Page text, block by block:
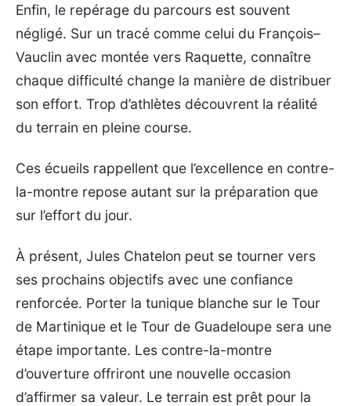
Enfin, le repérage du parcours est souvent
négligé. Sur un tracé comme celui du François–
Vauclin avec montée vers Raquette, connaître
chaque difficulté change la manière de distribuer
son effort. Trop d’athlètes découvrent la réalité
du terrain en pleine course.
Ces écueils rappellent que l’excellence en contre-
la-montre repose autant sur la préparation que
sur l’effort du jour.
À présent, Jules Chatelon peut se tourner vers
ses prochains objectifs avec une confiance
renforcée. Porter la tunique blanche sur le Tour
de Martinique et le Tour de Guadeloupe sera une
étape importante. Les contre-la-montre
d’ouverture offriront une nouvelle occasion
d’affirmer sa valeur. Le terrain est prêt pour la